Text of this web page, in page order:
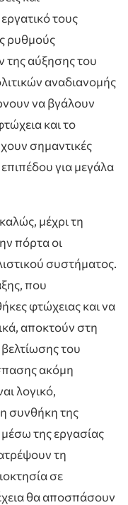
τους
ρυθμούς
της αύξησης του
αναδιανομής
να βγάλουν
και το
σημαντικές
για μεγάλα
μέχρι τη
πόρτα οι
συστήματος.
που
φτώχειας και να
αποκτούν στη
του
ακόμη
λογικό,
συνθήκη της
της εργασίας
τη
σε
θα αποσπάσουν